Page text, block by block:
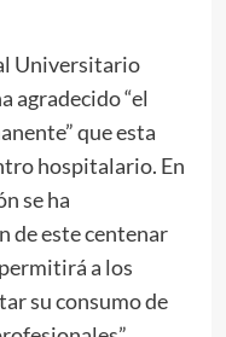
Universitario
agradecido “el
que esta
hospitalario. En
se ha
de este centenar
a los
su consumo de